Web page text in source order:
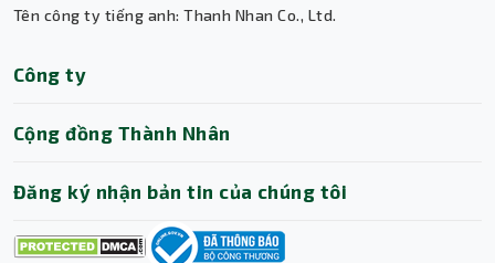
Tên công ty tiếng anh: Thanh Nhan Co., Ltd.
Công ty
Cộng đồng Thành Nhân
Đăng ký nhận bản tin của chúng tôi
Trợ lý AI • Phản hồi tức thì